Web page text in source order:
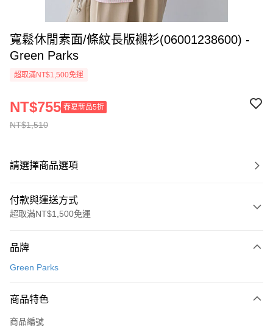
寬鬆休閒素面/條紋長版襯衫(06001238600) -
Green Parks
超取滿NT$1,500免運
NT$1,510
NT$755 春夏新品5折
請選擇商品選項
付款與運送方式
超取滿NT$1,500免運
信用卡一次付款
3 期 0 利率 每期
合作金庫商業銀行
超商取貨付款
品牌
Green Parks
商品特色
商品編號